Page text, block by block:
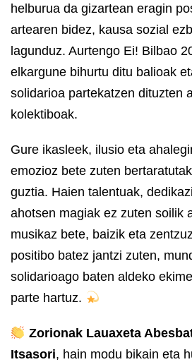
helburua da gizartean eragin
artearen bidez, kausa sozial
lagunduz. Aurtengo Ei! Bilbao
elkargune bihurtu ditu balioak
solidarioa partekatzen dituzten
kolektiboak.
Gure ikasleek, ilusio eta
emozioz bete zuten
guztia. Haien talentuak,
ahotsen magiak ez zuten soilik
musikaz bete, baizik eta
positibo batez jantzi zuten,
solidarioago baten aldeko
parte hartuz.
Zorionak Lauaxeta
Itsasori, hain modu bikain eta